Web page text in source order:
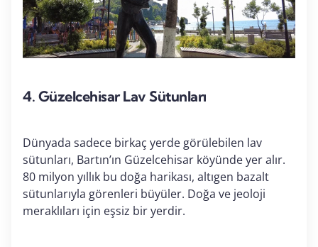
4. Güzelcehisar Lav Sütunları
Dünyada sadece birkaç yerde görülebilen lav
sütunları, Bartın’ın Güzelcehisar köyünde yer alır.
80 milyon yıllık bu doğa harikası, altıgen bazalt
sütunlarıyla görenleri büyüler. Doğa ve jeoloji
meraklıları için eşsiz bir yerdir.